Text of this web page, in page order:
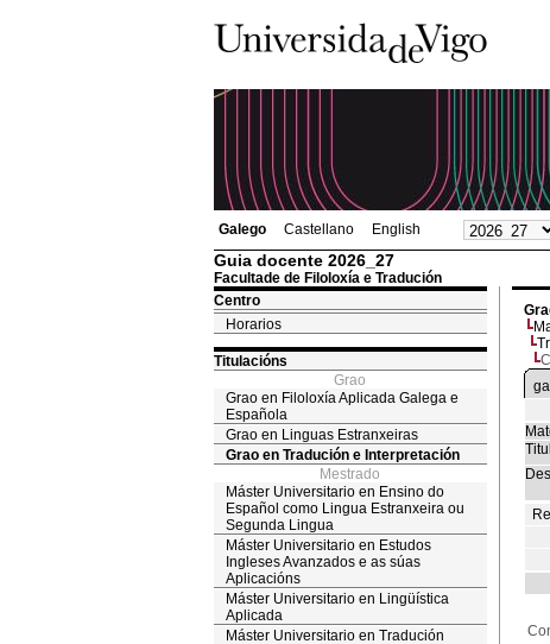
Galego Castellano English
Guia docente 2026_27
Facultade de Filoloxía e Tradución
Centro
Horarios
Titulacións
Grao
Grao en Filoloxía Aplicada Galega e
Española
Grao en Linguas Estranxeiras
Grao en Tradución e Interpretación
Mestrado
Máster Universitario en Ensino do
Español como Lingua Estranxeira ou
Segunda Lingua
Máster Universitario en Estudos
Ingleses Avanzados e as súas
Aplicacións
Máster Universitario en Lingüística
Aplicada
Máster Universitario en Tradución